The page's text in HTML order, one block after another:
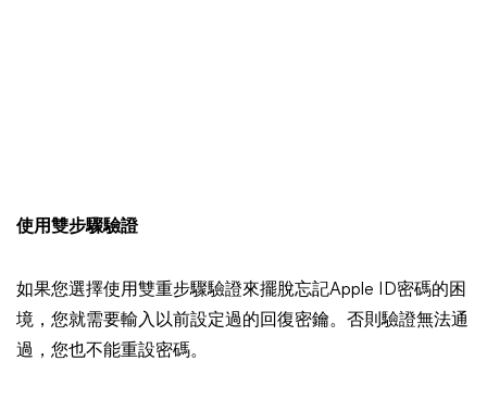
使用雙步驟驗證
如果您選擇使用雙重步驟驗證來擺脫忘記Apple ID密碼的困
境，您就需要輸入以前設定過的回復密鑰。否則驗證無法通
過，您也不能重設密碼。